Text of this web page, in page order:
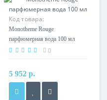
Код товара:
Monotheme Rouge
парфюмерная вода 100 мл
0
5 952 р.